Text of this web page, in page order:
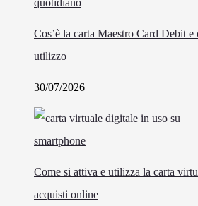
Cos’è la carta Maestro Card Debit
utilizzo
30/07/2026
Come si attiva e utilizza la carta
acquisti online